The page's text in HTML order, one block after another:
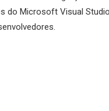
do Microsoft Visual